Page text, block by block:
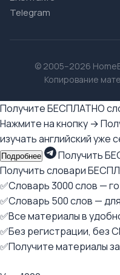
Telegram
© 2005–2026
Копирование
Получите БЕСПЛАТНО
Нажмите на кнопку →
изучать английский уже
Подробнее
Получить
Получить словари
✅Словарь 3000 слов —
✅Словарь 500 слов —
✅Все материалы в
✅Без регистрации, без
✅Получите материалы